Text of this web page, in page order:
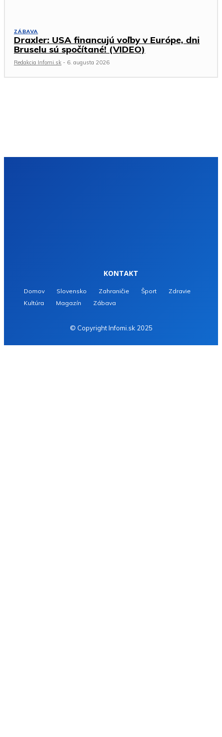
ZÁBAVA
Draxler: USA financujú voľby v Európe, dni
Bruselu sú spočítané! (VIDEO)
Redakcia Infomi.sk - 6. augusta 2026
KONTAKT
Domov Slovensko Zahraničie Šport
Zdravie
Kultúra
Magazín Zábava
© Copyright Infomi.sk 2025